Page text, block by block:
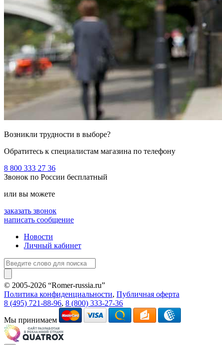
Возникли трудности в выборе?
Обратитесь к специалистам магазина по телефону
8 800 333 27 36
Звонок по России бесплатный
или вы можете
заказать звонок
написать сообщение
Новости
Личный кабинет
© 2005-2026 “Romer-russia.ru”
Политика конфиденциальности, Публичная оферта
8 (495) 721-88-96, 8 (800) 333-27-36
Мы принимаем